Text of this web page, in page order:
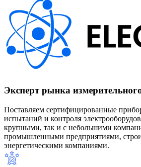
Эксперт рынка
Поставляем сертифицированные
испытаний и контроля
крупными, так и с небольшими
промышленными предприятиями,
энергетическими компаниями.